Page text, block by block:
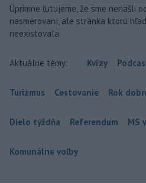
Úprimne ľutujeme, že sme nenašli
nasmerovaní, ale stránka ktorú
neexistovala
Aktuálne témy: Kvízy
Turizmus Cestovanie Rok
Dielo týždňa Referendum MS
Komunálne voľby